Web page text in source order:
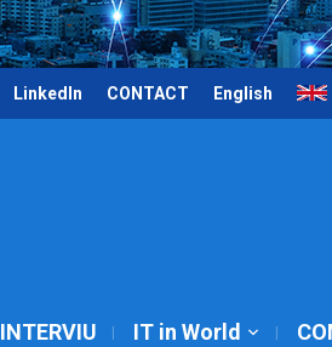
LinkedIn CONTACT English
INTERVIU IT in World